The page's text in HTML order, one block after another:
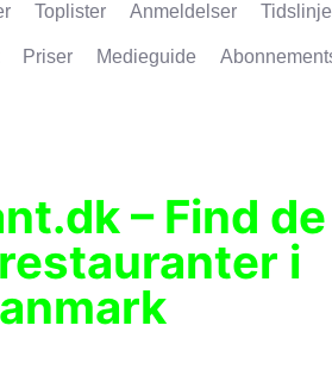
Toplister Anmeldelser Tidslinje
Priser Medieguide
– Find de
i